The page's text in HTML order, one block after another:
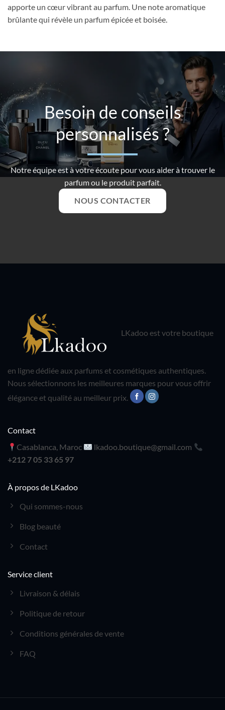
apporte un cœur vibrant au parfum. Une note aromatique
brûlante qui révèle un parfum épicée et boisée.
Besoin de conseils
personnalisés ?
Notre équipe est à votre écoute pour vous aider à trouver le
parfum ou le produit parfait.
NOUS CONTACTER
LKadoo est votre boutique
en ligne dédiée aux parfums et cosmétiques authentiques.
Nous sélectionnons les meilleures marques pour vous offrir
élégance et qualité au meilleur prix.
À propos de LKadoo
Qui sommes-nous
Blog beauté
Contact
Service client
Livraison & délais
Politique de retour
Conditions générales de vente
FAQ
Contact
Casablanca, Maroc
lkadoo.boutique@gmail.com
+212 7 05 33 65 97